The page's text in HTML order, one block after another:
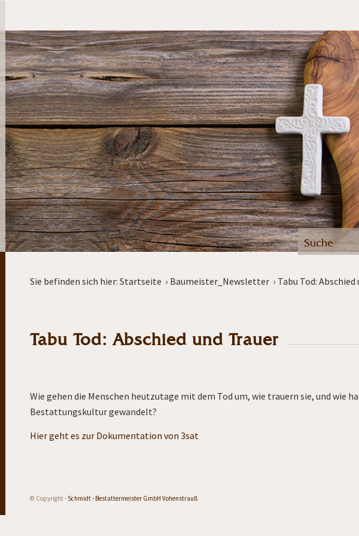
Sie befinden sich hier: Startseite › Baumeister_Newsletter › Tabu Tod: Abschied
Tabu Tod: Abschied und Trauer
Wie gehen die Menschen heutzutage mit dem Tod um, wie trauern sie, und wie
Bestattungskultur gewandelt?
Hier geht es zur Dokumentation von 3sat
© Copyright - Schmidt - Bestattermeister GmbH Vohenstrauß